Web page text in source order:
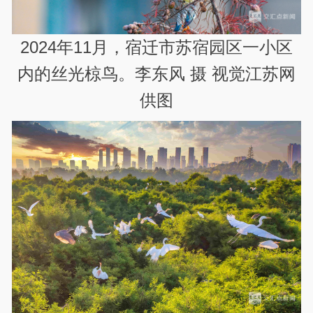
2024年11月，宿迁市苏宿园区一小区
内的丝光椋鸟。李东风 摄 视觉江苏网
供图